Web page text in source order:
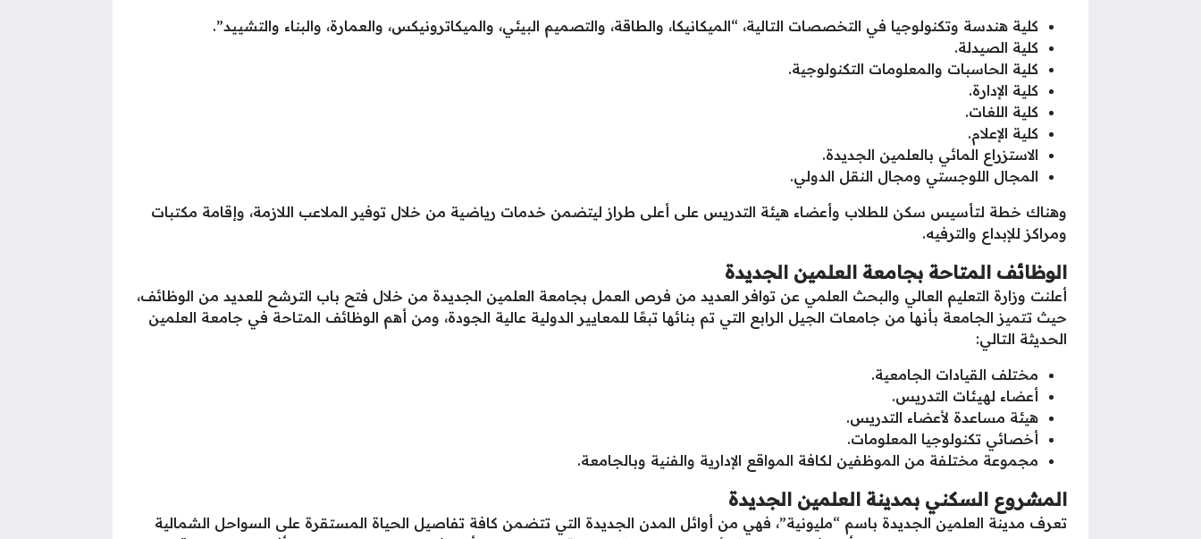
كلية هندسة وتكنولوجيا في التخصصات التالية، “الميكانيكا، والطاقة، والتصميم البيئي، والميكاترونيكس، والعمارة، والبناء والتشييد”.
كلية الصيدلة.
كلية الحاسبات والمعلومات التكنولوجية.
كلية الإدارة.
كلية اللغات.
كلية الإعلام.
الاستزراع المائي بالعلمين الجديدة.
المجال اللوجستي ومجال النقل الدولي.
وهناك خطة لتأسيس سكن للطلاب وأعضاء هيئة التدريس على أعلى طراز ليتضمن خدمات رياضية من خلال توفير الملاعب اللازمة، وإقامة مكتبات
ومراكز للإبداع والترفيه.
الوظائف المتاحة بجامعة العلمين الجديدة
أعلنت وزارة التعليم العالي والبحث العلمي عن توافر العديد من فرص العمل بجامعة العلمين الجديدة من خلال فتح باب الترشح للعديد من الوظائف،
حيث تتميز الجامعة بأنها من جامعات الجيل الرابع التي تم بنائها تبعًا للمعايير الدولية عالية الجودة، ومن أهم الوظائف المتاحة في جامعة العلمين
الحديثة التالي:
مختلف القيادات الجامعية.
أعضاء لهيئات التدريس.
هيئة مساعدة لأعضاء التدريس.
أخصائي تكنولوجيا المعلومات.
مجموعة مختلفة من الموظفين لكافة المواقع الإدارية والفنية وبالجامعة.
المشروع السكني بمدينة العلمين الجديدة
تعرف مدينة العلمين الجديدة باسم “مليونية”، فهي من أوائل المدن الجديدة التي تتضمن كافة تفاصيل الحياة المستقرة على السواحل الشمالية